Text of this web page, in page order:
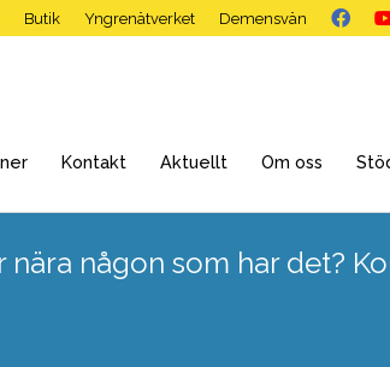
Butik Yngrenätverket Demensvän
Kontakt Aktuellt Om oss
någon som har det?